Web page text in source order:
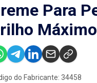
Para
do Fabricante: 34458